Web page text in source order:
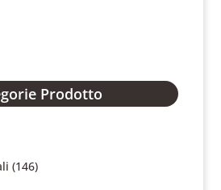
Prodotto
(146)